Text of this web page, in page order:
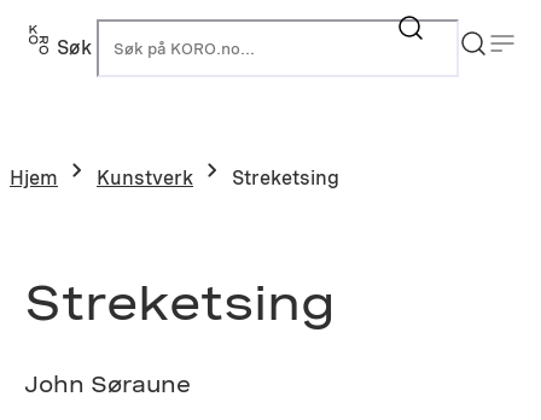
Hopp
Søk
Hjem Kunstverk Streketsing
Streketsing
John Søraune